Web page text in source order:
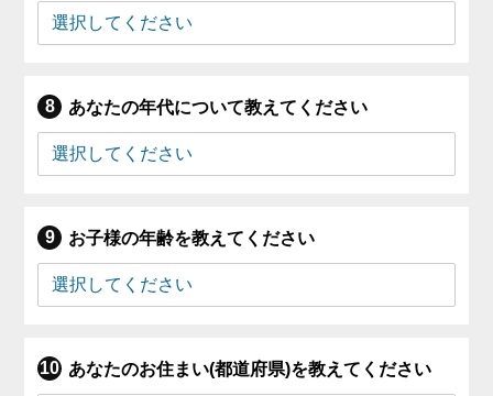
あなたの年代について教えてください
お子様の年齢を教えてください
あなたのお住まい(都道府県)を教えてください